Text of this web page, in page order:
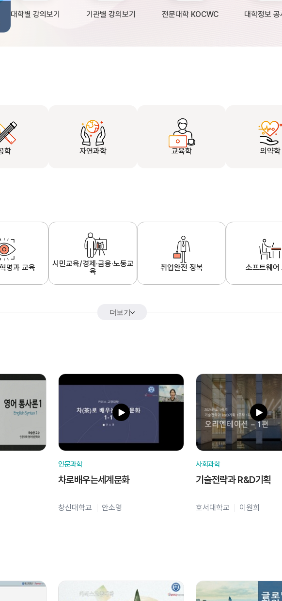
대학별 강의보기 기관별 강의보기 전문대학 KOCWC 대학정보 공
학 자연과학 교육학 의약학
명과 교육
시민교육/경제·금융·노동교
육
취업완전 정복 소프트웨어
더보기
인문과학
차로배우는세계문화
창신대학교 안소영
사회과학
기술전략과 R&D기획
호서대학교 이원희